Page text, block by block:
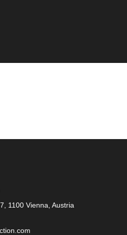
1100 Vienna, Austria